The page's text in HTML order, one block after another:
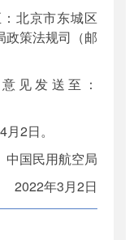
北京市东城区
政策法规司（邮
见发送至：
2日。
中国民用航空局
2022年3月2日